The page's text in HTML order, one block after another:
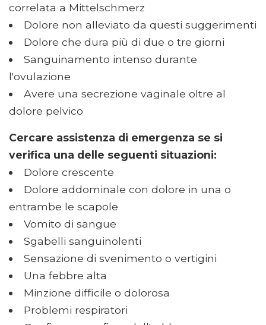
correlata a Mittelschmerz
Dolore non alleviato da questi suggerimenti
Dolore che dura più di due o tre giorni
Sanguinamento intenso durante
l'ovulazione
Avere una secrezione vaginale oltre al
dolore pelvico
Cercare assistenza di emergenza se si
verifica una delle seguenti situazioni:
Dolore crescente
Dolore addominale con dolore in una o
entrambe le scapole
Vomito di sangue
Sgabelli sanguinolenti
Sensazione di svenimento o vertigini
Una febbre alta
Minzione difficile o dolorosa
Problemi respiratori